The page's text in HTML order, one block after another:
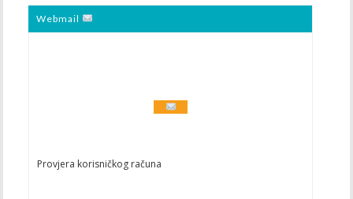
Webmail
Provjera korisničkog računa